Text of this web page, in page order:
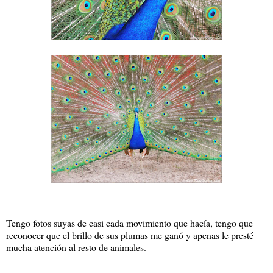
Tengo fotos suyas de casi cada movimiento que hacía, tengo que
reconocer que el brillo de sus plumas me ganó y apenas le presté
mucha atención al resto de animales.